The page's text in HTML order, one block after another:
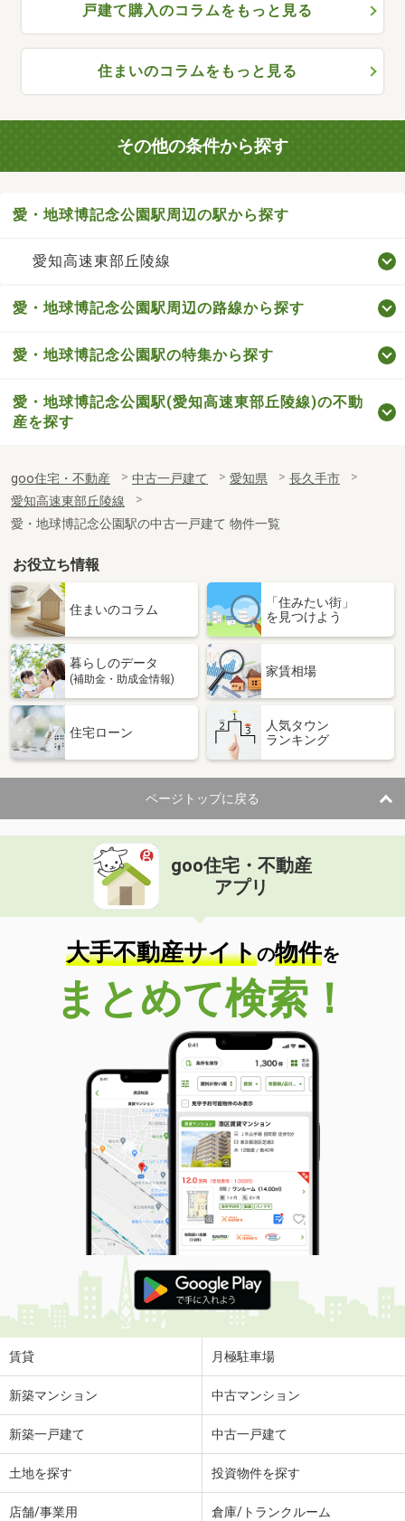
戸建て購入のコラムをもっと見る
住まいのコラムをもっと見る
その他の条件から探す
愛・地球博記念公園駅周辺の駅から探す
愛知高速東部丘陵線
愛・地球博記念公園駅周辺の路線から探す
愛・地球博記念公園駅の特集から探す
愛・地球博記念公園駅(愛知高速東部丘陵線)の不動
産を探す
goo住宅・不動産 中古一戸建て 愛知県
長久手市
愛知高速東部丘陵線
愛・地球博記念公園駅の中古一戸建て 物件一覧
お役立ち情報
住まいのコラム
「住みたい街」
を見つけよう
暮らしのデータ
(補助金・助成金情報)
家賃相場
住宅ローン
人気タウン
ランキング
ページトップに戻る
goo住宅・不動産
アプリ
大手不動産サイトの物件を
まとめて検索！
賃貸 月極駐車場
新築マンション 中古マンション
新築一戸建て 中古一戸建て
土地を探す 投資物件を探す
店舗/事業用 倉庫/トランクルーム